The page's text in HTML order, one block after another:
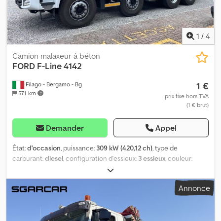
1 / 4
Filago - Bergamo - Bg
571 km
Camion malaxeur à béton
FORD F-Line 4142
1 €
prix fixe hors TVA
(1 € brut)
Demander Appel
État:d'occasion, puissance: 309 kW (420,12 ch), type de
carburant:diesel, configuration d'essieux: 3 essieux, couleur:
automatique
Année de construction:2026, VÉHICULE DISPONIBLE
IMMÉDIATEMENT ! NÉGOCIATION PRIVÉE Offre valable pour les
contrats et les immatriculations jusqu’au 30/04/2026, sous réserve
d’approbation. Chodpfx Asw Ey Sdoh Rea - Nous acceptons les
Annonce